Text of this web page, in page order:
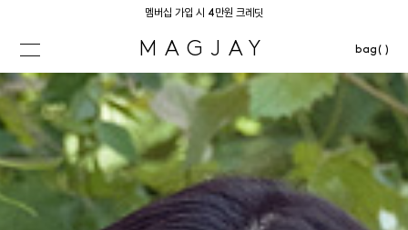
멤버십 가입 시 4만원 크레딧
MAGJAY bag( )